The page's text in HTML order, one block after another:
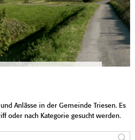
Anlässe in der Gemeinde Triesen. Es
oder nach Kategorie gesucht werden.